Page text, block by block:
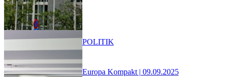
Europa Kompakt | 09.09.2025
POLITIK